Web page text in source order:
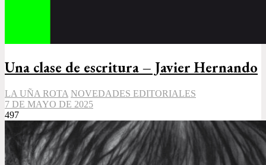
Una clase de escritura – Javier Hernando
LA UÑA ROTA NOVEDADES EDITORIALES
7 DE MAYO DE 2025
497